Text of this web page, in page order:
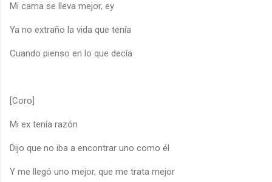
Mi cama se lleva mejor, ey
Ya no extraño la vida que tenía
Cuando pienso en lo que decía
[Coro]
Mi ex tenía razón
Dijo que no iba a encontrar uno como él
Y me llegó uno mejor, que me trata mejor